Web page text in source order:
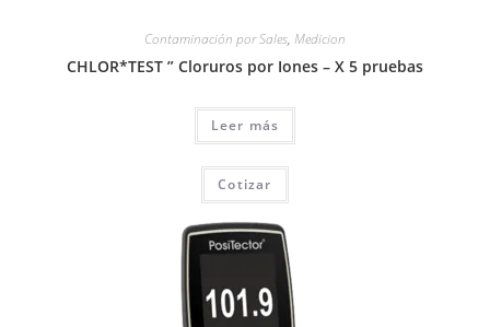
Contaminación por Sales, Medicion
CHLOR*TEST ” Cloruros por Iones – X 5 pruebas
Leer más
Cotizar